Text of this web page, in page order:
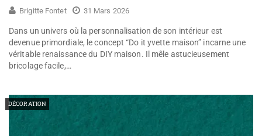
Brigitte Fontet 31 Mars 2026
Dans un univers où la personnalisation de son intérieur est
devenue primordiale, le concept “Do it yvette maison” incarne une
véritable renaissance du DIY maison. Il mêle astucieusement
bricolage facile,…
DÉCORATION